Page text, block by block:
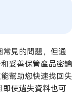
見的問題，但通
妥善保管產品密鑰
幫助您快速找回失
使遺失資料也可